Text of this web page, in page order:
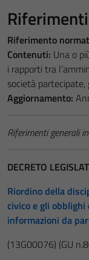
Riferimento
Contenuti: Una o
i rapporti tra
società
Aggiornamento:
Riferimenti generali
DECRETO
Riordino della
civico e gli
informazioni da
(13G00076) (GU